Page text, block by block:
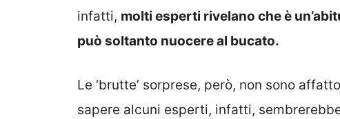
infatti, molti esperti rivelano che è
può soltanto nuocere al bucato.
Le ‘brutte’ sorprese, però, non sono
sapere alcuni esperti, infatti,